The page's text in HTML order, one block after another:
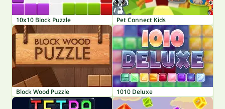
10x10 Block Puzzle Pet Connect Kids
Block Wood Puzzle 1010 Deluxe